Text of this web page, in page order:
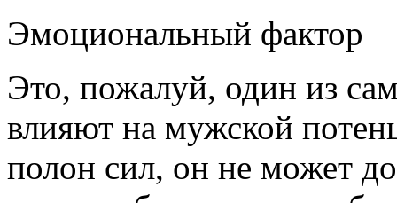
Эмоциональный фактор
Это, пожалуй, один из
влияют на мужской
полон сил, он не может